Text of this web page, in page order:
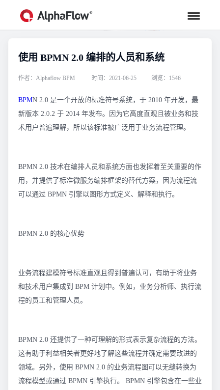
行业资讯
汇聚行业专家观点，助力流程更高效
使用 BPMN 2.0 编排的人员和系统
作者：Alphaflow BPM 时间：2021-06-25 浏览：1546
BPMN 2.0 是一个开放的标准符号系统，于 2010 年开发，最
新版本 2.0.2 于 2014 年发布。因为它高度直观且被业务和技
术用户普遍理解，所以该标准被广泛用于业务流程管理。
BPMN 2.0 技术在编排人员和系统方面也发挥着至关重要的作
用，并提供了标准微服务编排框架的替代方案，因为流程流
可以通过 BPMN 引擎以图形方式定义、解释和执行。
BPMN 2.0 的核心优势
业务流程建模符号标准直观且得到普遍认可，有助于将业务
和技术用户集成到 BPM 计划中。例如，业务分析师、执行流
程的员工和管理人员。
BPMN 2.0 还提供了一种可理解的形式表示复杂流程的方法。
这有助于利益相关者更好地了解这些流程并确定需要改进的
领域。另外，使用 BPMN 2.0 的业务流程图可以无缝转换为
流程模型或通过 BPMN 引擎执行。 BPMN 引擎包含在一些业